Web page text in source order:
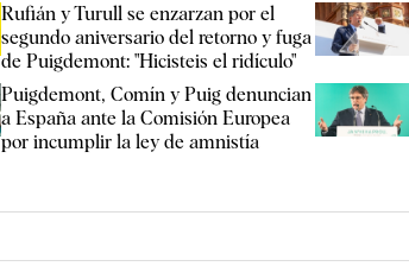
Rufián y Turull se enzarzan por el
segundo aniversario del retorno y fuga
de Puigdemont: "Hicisteis el ridículo"
Puigdemont, Comín y Puig denuncian
a España ante la Comisión Europea
por incumplir la ley de amnistía